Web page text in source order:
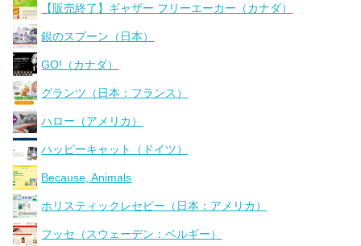
【販売終了】ギャザー フリーエーカー（カナダ）
銀のスプーン（日本）
GO!（カナダ）
グランツ（日本：フランス）
ハロー（アメリカ）
ハッピーキャット（ドイツ）
Because, Animals
ホリスティックレセピー（日本：アメリカ）
フッセ（スウェーデン：ベルギー）